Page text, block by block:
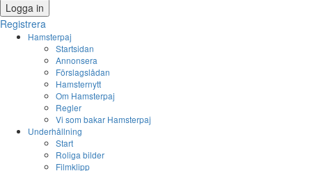
Logga in
Registrera
Hamsterpaj
Startsidan
Annonsera
Förslagslådan
Hamsternytt
Om Hamsterpaj
Regler
Vi som bakar Hamsterpaj
Underhållning
Start
Roliga bilder
Filmklipp